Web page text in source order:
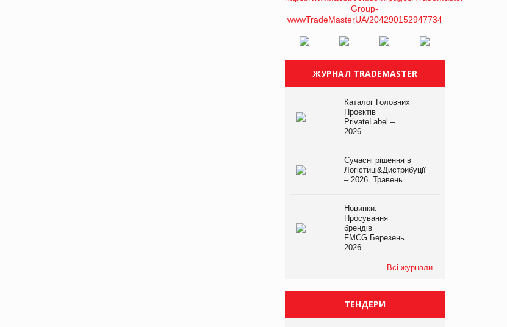
ЖУРНАЛ TRADEMASTER
Каталог Головних
Проєктів
PrivateLabel –
2026
Сучасні рішення в
Логістиці&Дистрибуції
– 2026. Травень
Новинки.
Просування
брендів
FMCG.Березень
2026
Всі журнали
ТЕНДЕРИ